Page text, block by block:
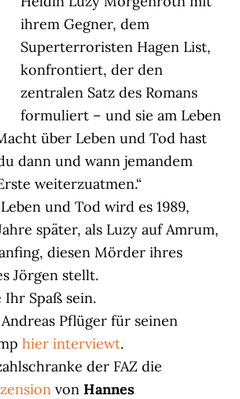
ihrem Gegner, dem
Superterroristen Hagen List,
konfrontiert, der den
zentralen Satz des Romans
formuliert – und sie am Leben
über Leben und Tod hast
dann und wann jemandem
weiterzuatmen.“
und Tod wird es 1989,
später, als Luzy auf Amrum,
diesen Mörder ihres
Jörgen stellt.
Ihr Spaß sein.
Pflüger für seinen
hier interviewt.
der FAZ die
vonHannes